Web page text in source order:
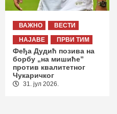
ВАЖНО
ВЕСТИ
НАЈАВЕ
ПРВИ ТИМ
Феђа Дудић позива на
борбу „на мишиће”
против квалитетног
Чукаричког
31. јул 2026.